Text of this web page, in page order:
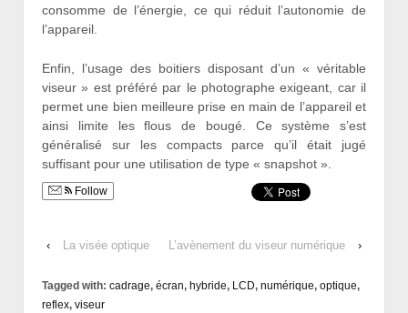
consomme de l’énergie, ce qui réduit l’autonomie de
l’appareil.
Enfin, l’usage des boitiers disposant d’un « véritable
viseur » est préféré par le photographe exigeant, car il
permet une bien meilleure prise en main de l’appareil et
ainsi limite les flous de bougé. Ce système s’est
généralisé sur les compacts parce qu’il était jugé
suffisant pour une utilisation de type « snapshot ».
Follow
‹ La visée optique L’avènement du viseur numérique ›
Tagged with: cadrage, écran, hybride, LCD, numérique, optique,
reflex, viseur